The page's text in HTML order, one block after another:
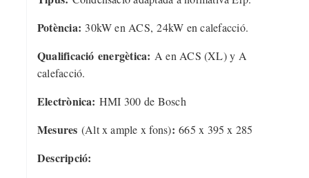
Potència: 30kW en ACS, 24kW en calefacció.
Qualificació energètica: A en ACS (XL) y A
calefacció.
Electrònica: HMI 300 de Bosch
Mesures (Alt x ample x fons):665 x 395 x 285
Descripció: